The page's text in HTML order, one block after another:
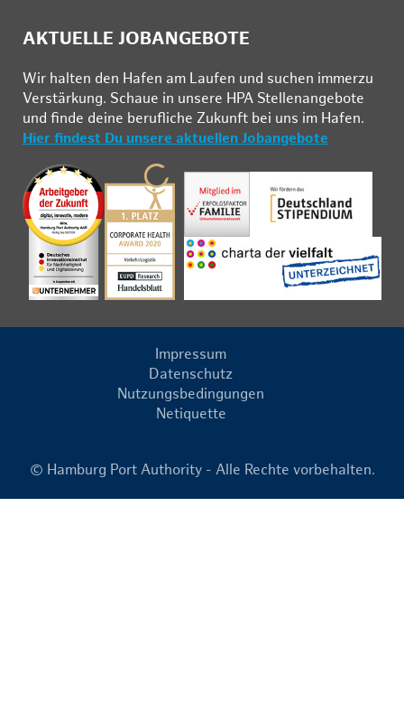
AKTUELLE JOBANGEBOTE
Wir hal­ten den Ha­fen am Lau­fen und su­chen im­mer­zu
Ver­stär­kung. Schau­e in un­se­re HPA Stel­len­an­ge­bo­te
und fin­de deine be­ruf­li­che Zu­kunft bei uns im Ha­fen.
Hier findest Du unsere aktuellen Jobangebote
Impressum
Datenschutz
Nutzungsbedingungen
Netiquette
© Hamburg Port Authority - Alle Rechte vorbehalten.